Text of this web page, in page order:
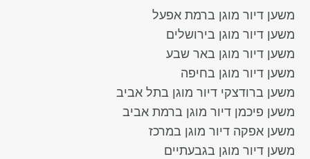
משען דיור מוגן ברמת אפעל
משען דיור מוגן בירושלים
משען דיור מוגן באר שבע
משען דיור מוגן בחיפה
משען ברודצקי דיור מוגן בתל אביב
משען פיכמן דיור מוגן ברמת אביב
משען אפקה דיור מוגן במרכז
משען דיור מוגן בגבעתיים